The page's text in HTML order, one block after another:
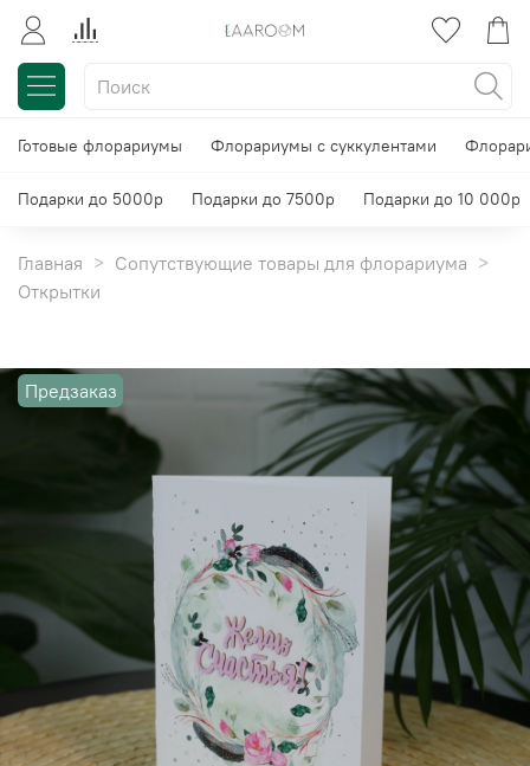
Готовые флорариумы Флорариумы с суккулентами
Подарки до 5000р Подарки до 7500р Подарки до 10 000р
Главная
Сопутствующие товары для флорариума
Открытки
Предзаказ